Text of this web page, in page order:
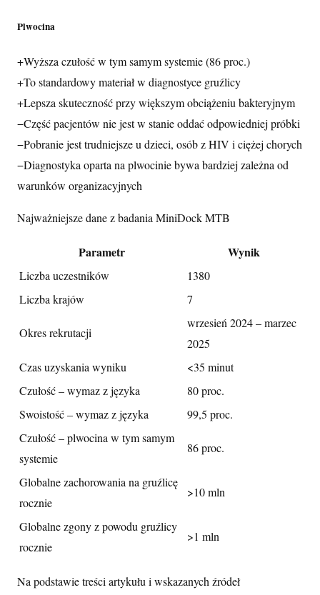
Plwocina
+Wyższa czułość w tym samym systemie (86 proc.)
+To standardowy materiał w diagnostyce gruźlicy
+Lepsza skuteczność przy większym obciążeniu bakteryjnym
−Część pacjentów nie jest w stanie oddać odpowiedniej próbki
−Pobranie jest trudniejsze u dzieci, osób z HIV i ciężej chorych
−Diagnostyka oparta na plwocinie bywa bardziej zależna od
warunków organizacyjnych
Najważniejsze dane z badania MiniDock MTB
Parametr Wynik
Liczba uczestników
1380
Liczba krajów
7
Okres rekrutacji
wrzesień 2024 – marzec
2025
Czas uzyskania wyniku
<35 minut
Czułość – wymaz z języka
80 proc.
Swoistość – wymaz z języka
99,5 proc.
Czułość – plwocina w tym samym
systemie
86 proc.
Globalne zachorowania na gruźlicę
rocznie
>10 mln
Globalne zgony z powodu gruźlicy
rocznie
>1 mln
Na podstawie treści artykułu i wskazanych źródeł